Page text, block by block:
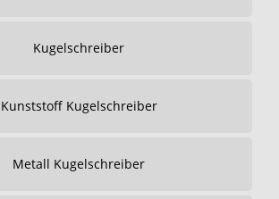
Kugelschreiber
Kunststoff Kugelschreiber
Metall Kugelschreiber